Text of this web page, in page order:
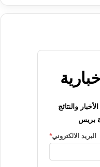
والنتائج
بريس
البريد الالكتروني*